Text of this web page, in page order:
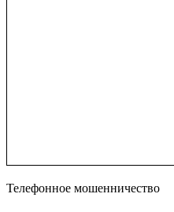
Телефонное мошенничество